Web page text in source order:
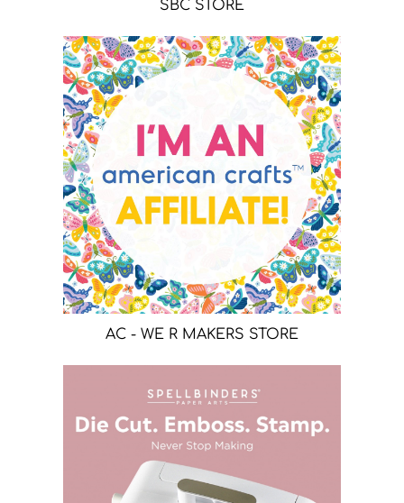
SBC STORE
AC - WE R MAKERS STORE